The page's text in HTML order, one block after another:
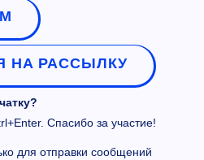
НА РАССЫЛКУ
Спасибо за участие!
для отправки сообщений